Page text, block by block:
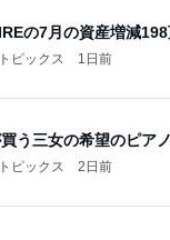
達考案のスリリング
ピックス 1日前